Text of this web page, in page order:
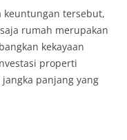
keuntungan tersebut,
rumah merupakan
kekayaan
properti
panjang yang